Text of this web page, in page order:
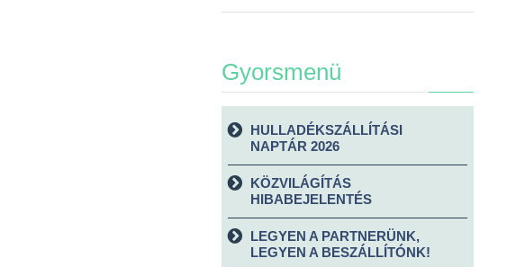
Gyorsmenü
HULLADÉKSZÁLLÍTÁSI
NAPTÁR 2026
KÖZVILÁGÍTÁS
HIBABEJELENTÉS
LEGYEN A PARTNERÜNK,
LEGYEN A BESZÁLLÍTÓNK!